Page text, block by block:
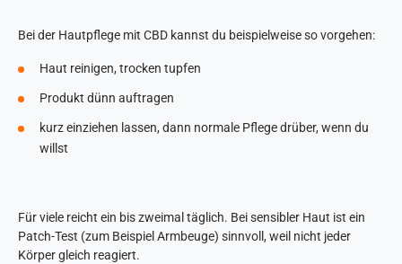
Bei der Hautpflege mit CBD kannst du beispielweise so vorgehen:
Haut reinigen, trocken tupfen
Produkt dünn auftragen
kurz einziehen lassen, dann normale Pflege drüber, wenn du
willst
Für viele reicht ein bis zweimal täglich. Bei sensibler Haut ist ein
Patch-Test (zum Beispiel Armbeuge) sinnvoll, weil nicht jeder
Körper gleich reagiert.